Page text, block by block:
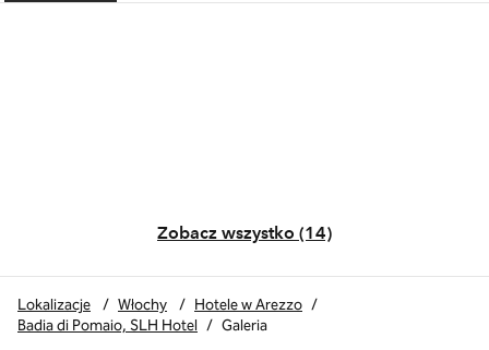
Zobacz wszystko (14)
Lokalizacje / Włochy / Hotele w Arezzo /
Badia di Pomaio, SLH Hotel / Galeria